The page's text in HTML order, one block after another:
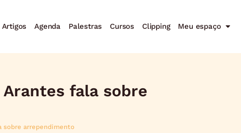
Artigos Agenda Palestras Cursos Clipping Meu espaço
fala sobre
sobre arrependimento